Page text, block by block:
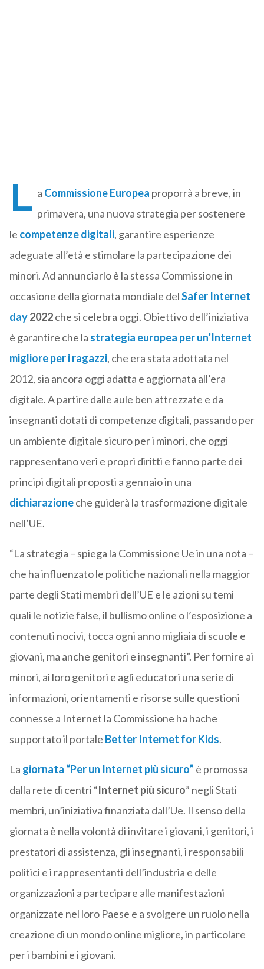
L a Commissione Europea proporrà a breve, in
primavera, una nuova strategia per sostenere
le competenze digitali, garantire esperienze
adeguate all’età e stimolare la partecipazione dei
minori. Ad annunciarlo è la stessa Commissione in
occasione della giornata mondiale delSafer Internet
day2022che si celebra oggi. Obiettivo dell’iniziativa
è garantire che la strategia europea per un’Internet
migliore per i ragazzi, che era stata adottata nel
2012, sia ancora oggi adatta e aggiornata all’era
digitale. A partire dalle aule ben attrezzate e da
insegnanti dotati di competenze digitali, passando per
un ambiente digitale sicuro per i minori, che oggi
rappresentano veri e propri diritti e fanno parte dei
principi digitali proposti a gennaio in una
dichiarazioneche guiderà la trasformazione digitale
nell’UE.
“La strategia – spiega la Commissione Ue in una nota –
che ha influenzato le politiche nazionali nella maggior
parte degli Stati membri dell’UE e le azioni su temi
quali le notizie false, il bullismo online o l’esposizione a
contenuti nocivi, tocca ogni anno migliaia di scuole e
giovani, ma anche genitori e insegnanti”. Per fornire ai
minori, ai loro genitori e agli educatori una serie di
informazioni, orientamenti e risorse sulle questioni
connesse a Internet la Commissione ha hache
supportato il portale Better Internet for Kids.
La giornata “Per un Internet più sicuro” è promossa
dalla rete di centri “Internet più sicuro” negli Stati
membri, un’iniziativa finanziata dall’Ue. Il senso della
giornata è nella volontà di invitare i giovani, i genitori, i
prestatori di assistenza, gli insegnanti, i responsabili
politici e i rappresentanti dell’industria e delle
organizzazioni a partecipare alle manifestazioni
organizzate nel loro Paese e a svolgere un ruolo nella
creazione di un mondo online migliore, in particolare
per i bambini e i giovani.